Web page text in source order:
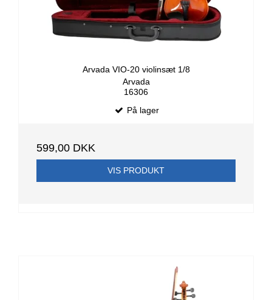
Arvada VIO-20 violinsæt 1/8
Arvada
16306
På lager
599,00 DKK
VIS PRODUKT